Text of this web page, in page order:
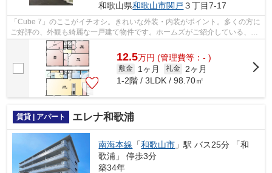
和歌山県和歌山市関戸 ３丁目7-17
「Cube 7」のここがイチオシ。きれいな外装・内装がポイント。多くの方に
ご好評の、外観も綺麗な一戸建て物件です。ホームズがご紹介している、和
歌山市にある紀勢本線紀三井寺周辺の...
12.5万円 (管理費等：- )
敷金 1ヶ月 礼金
2ヶ月
1-2階 / 3LDK / 98.70㎡
賃貸 | アパート エレナ和歌浦
南海本線 「和歌山市 」駅 バス25分 「和
歌浦」 停歩3分
築34年